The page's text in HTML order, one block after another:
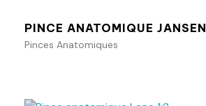
PINCE ANATOMIQUE JANSEN
Pinces Anatomiques